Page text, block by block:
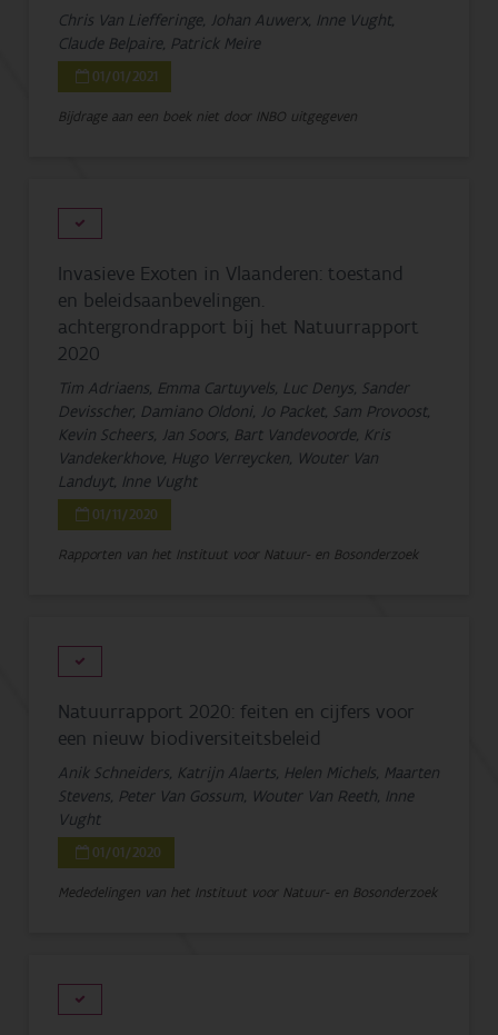
Chris Van Liefferinge, Johan Auwerx, Inne Vught,
Claude Belpaire, Patrick Meire
01/01/2021
Bijdrage aan een boek niet door INBO uitgegeven
Invasieve Exoten in Vlaanderen: toestand
en beleidsaanbevelingen.
achtergrondrapport bij het Natuurrapport
2020
Tim Adriaens, Emma Cartuyvels, Luc Denys, Sander
Devisscher, Damiano Oldoni, Jo Packet, Sam Provoost,
Kevin Scheers, Jan Soors, Bart Vandevoorde, Kris
Vandekerkhove, Hugo Verreycken, Wouter Van
Landuyt, Inne Vught
01/11/2020
Rapporten van het Instituut voor Natuur- en Bosonderzoek
Natuurrapport 2020: feiten en cijfers voor
een nieuw biodiversiteitsbeleid
Anik Schneiders, Katrijn Alaerts, Helen Michels, Maarten
Stevens, Peter Van Gossum, Wouter Van Reeth, Inne
Vught
01/01/2020
Mededelingen van het Instituut voor Natuur- en Bosonderzoek